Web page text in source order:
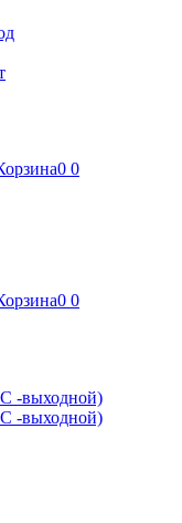
0 0
0 0
-выходной)
-выходной)